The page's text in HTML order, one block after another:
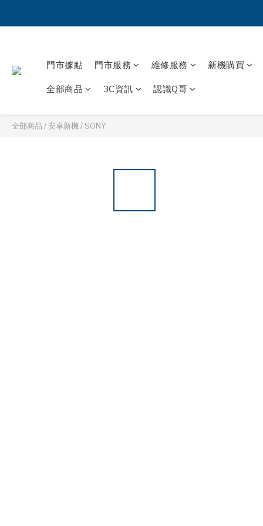
門市據點 門市服務 維修服務 新機購買
全部商品 3C資訊 認識Q哥
全部商品 /安卓新機 / SONY